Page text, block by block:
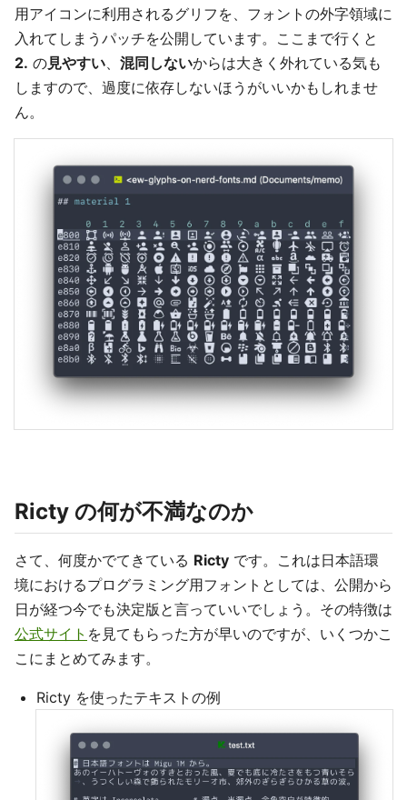
用アイコンに利用されるグリフを、フォントの外字領域に
入れてしまうパッチを公開しています。ここまで行くと
2. の見やすい、 混同しないからは大きく外れている気も
しますので、過度に依存しないほうがいいかもしれませ
ん。
Ricty の何が不満なのか
さて、何度かでてきている Ricty です。これは日本語環
境におけるプログラミング用フォントとしては、公開から
日が経つ今でも決定版と言っていいでしょう。その特徴は
公式サイト を見てもらった方が早いのですが、いくつかこ
こにまとめてみます。
Ricty を使ったテキストの例